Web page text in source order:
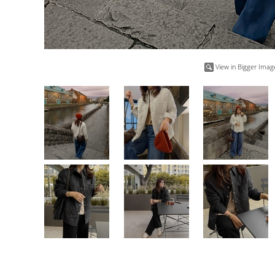
View in Bigger